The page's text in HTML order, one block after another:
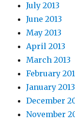
July 2013
June 2013
May 2013
April 2013
March 2013
February
January 2013
December
November